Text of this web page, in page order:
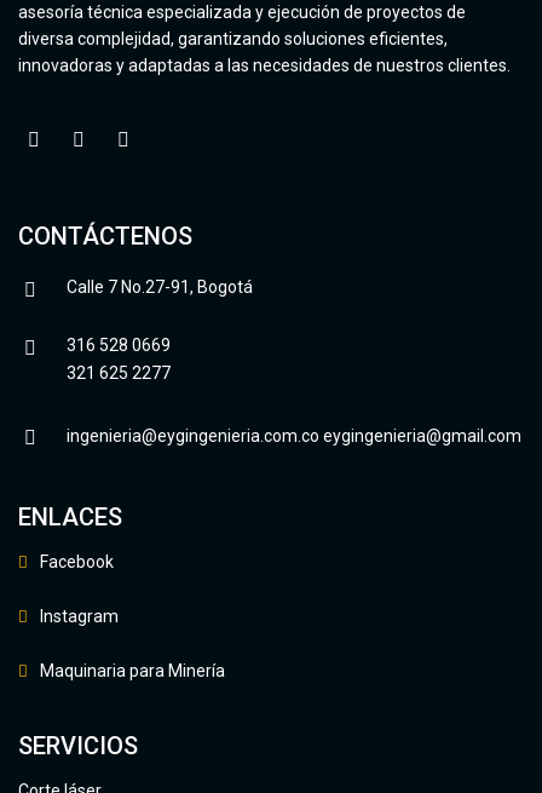
asesoría técnica especializada y ejecución de proyectos de
diversa complejidad, garantizando soluciones eficientes,
innovadoras y adaptadas a las necesidades de nuestros clientes.
CONTÁCTENOS
Calle 7 No.27-91, Bogotá
316 528 0669
321 625 2277
ingenieria@eygingenieria.com.co eygingenieria@gmail.com
ENLACES
Facebook
Instagram
Maquinaria para Minería
SERVICIOS